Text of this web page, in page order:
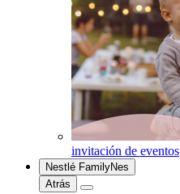
invitación de eventos
Nestlé FamilyNes
Atrás